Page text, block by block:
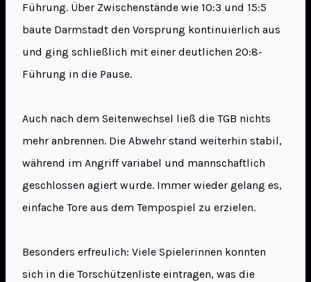
Führung. Über Zwischenstände wie 10:3 und 15:5
baute Darmstadt den Vorsprung kontinuierlich aus
und ging schließlich mit einer deutlichen 20:8-
Führung in die Pause.
Auch nach dem Seitenwechsel ließ die TGB nichts
mehr anbrennen. Die Abwehr stand weiterhin stabil,
während im Angriff variabel und mannschaftlich
geschlossen agiert wurde. Immer wieder gelang es,
einfache Tore aus dem Tempospiel zu erzielen.
Besonders erfreulich: Viele Spielerinnen konnten
sich in die Torschützenliste eintragen, was die